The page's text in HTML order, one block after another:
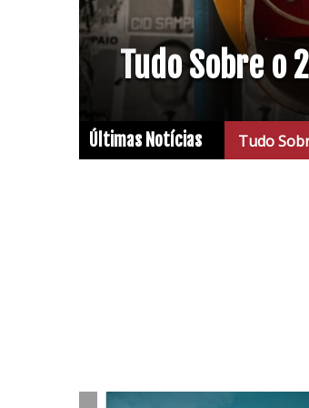
Tudo Sobre o
Últimas NotíciasTudo Sobre o